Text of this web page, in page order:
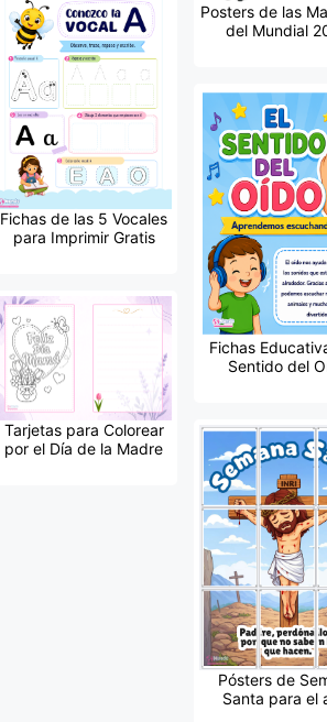
Posters de las
del Mundial
Fichas de las 5 Vocales
para Imprimir Gratis
Fichas
Sentido del
Tarjetas para Colorear
por el Día de la Madre
Pósters de
Santa para el